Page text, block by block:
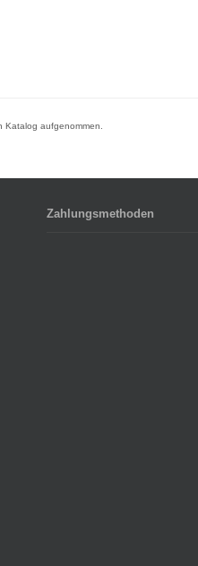
Katalog aufgenommen.
Zahlungsmethoden